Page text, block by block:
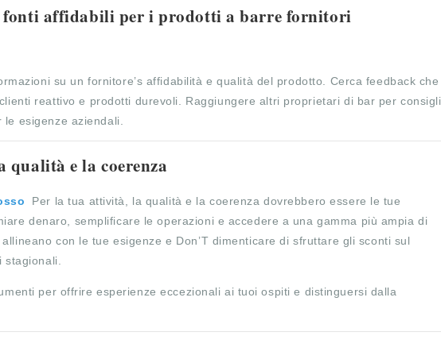
fonti affidabili per i prodotti a barre fornitori
su un fornitore’s affidabilità e qualità del prodotto. Cerca feedback che
reattivo e prodotti durevoli. Raggiungere altri proprietari di bar per consigli
esigenze aziendali.
qualità e la coerenza
Per la tua attività, la qualità e la coerenza dovrebbero essere le tue
denaro, semplificare le operazioni e accedere a una gamma più ampia di
con le tue esigenze e Don’T dimenticare di sfruttare gli sconti sul
per offrire esperienze eccezionali ai tuoi ospiti e distinguersi dalla